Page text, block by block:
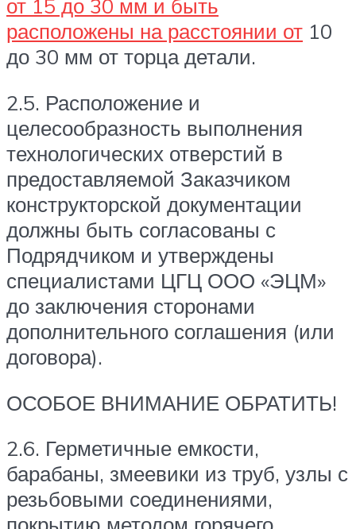
от 15 до 30 мм и быть
расположены на расстоянии от 10
до 30 мм от торца детали.
2.5. Расположение и
целесообразность выполнения
технологических отверстий в
предоставляемой Заказчиком
конструкторской документации
должны быть согласованы с
Подрядчиком и утверждены
специалистами ЦГЦ ООО «ЭЦМ»
до заключения сторонами
дополнительного соглашения (или
договора).
ОСОБОЕ ВНИМАНИЕ ОБРАТИТЬ!
2.6. Герметичные емкости,
барабаны, змеевики из труб, узлы с
резьбовыми соединениями,